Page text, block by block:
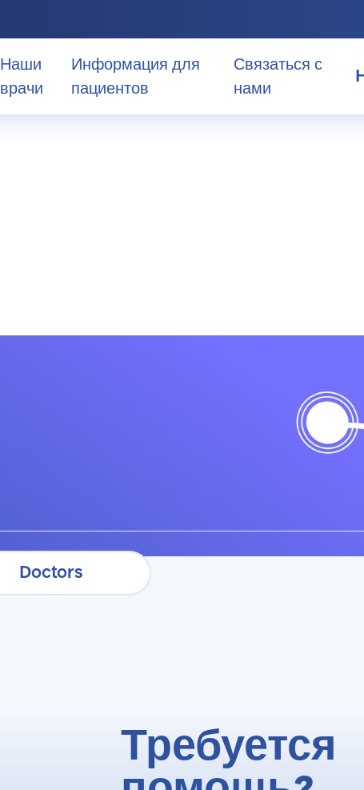
Наши
врачи
Информация для
пациентов
Связаться с
нами
Doctors
Doctors
Требуется